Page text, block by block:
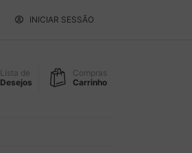
INICIAR SESSÃO
Lista de
Desejos
Compras
Carrinho